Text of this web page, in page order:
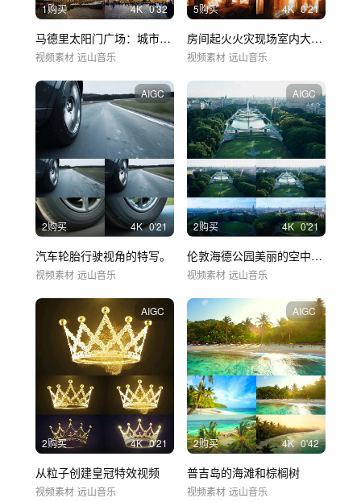
1购买 4K 0'32
马德里太阳门广场：城市广场，繁华地带。
视频素材 远山音乐
5购买 4K 0'21
房间起火火灾现场室内大火燃烧房子
视频素材 远山音乐
AIGC
2购买 4K 0'21
汽车轮胎行驶视角的特写。
视频素材 远山音乐
AIGC
2购买 4K 0'21
伦敦海德公园美丽的空中全景
视频素材 远山音乐
AIGC
2购买 4K 0'21
从粒子创建皇冠特效视频
视频素材 远山音乐
AIGC
2购买 4K 0'42
普吉岛的海滩和棕榈树
视频素材 远山音乐